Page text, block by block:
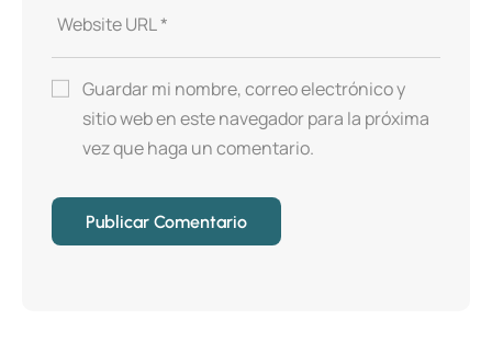
Guardar mi nombre, correo electrónico y
sitio web en este navegador para la próxima
vez que haga un comentario.